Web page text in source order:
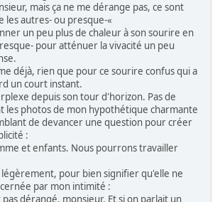
mais ça ne me dérange pas, ce sont
les autres- ou presque-«
un peu plus de chaleur à son sourire en
pour atténuer la vivacité un peu
déjà, rien que pour ce sourire confus qui a
un court instant.
depuis son tour d'horizon. Pas de
les photos de mon hypothétique charmante
de devancer une question pour créer
:
et enfants. Nous pourrons travailler
pour bien signifier qu'elle ne
par mon intimité :
pas dérangé, monsieur. Et si on parlait un